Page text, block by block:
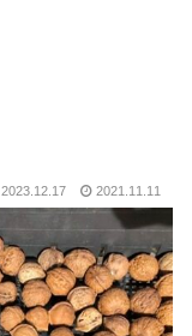
2023.12.17 2021.11.11